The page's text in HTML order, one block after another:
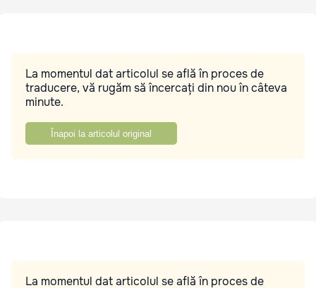
La momentul dat articolul se află în proces de
traducere, vă rugăm să încercați din nou în câteva
minute.
Înapoi la articolul original
La momentul dat articolul se află în proces de